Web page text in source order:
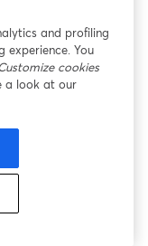
and profiling
experience. You
cookies
a look at our